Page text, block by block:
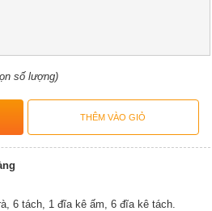
số lượng)
6 tách, 1 đĩa kê ấm, 6 đĩa kê tách.